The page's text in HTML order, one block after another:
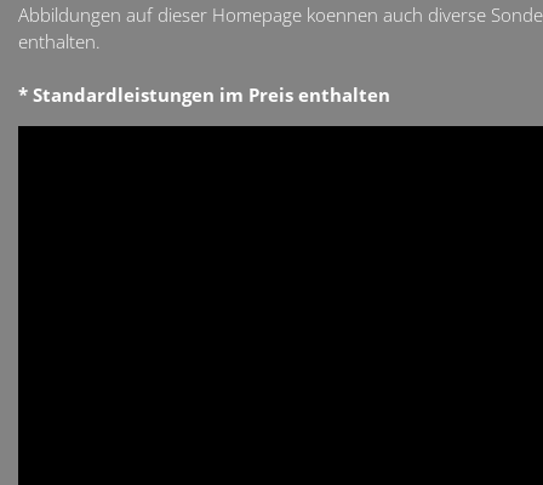
Abbildungen auf dieser Homepage koennen auch diverse
enthalten.
* Standardleistungen im Preis enthalten